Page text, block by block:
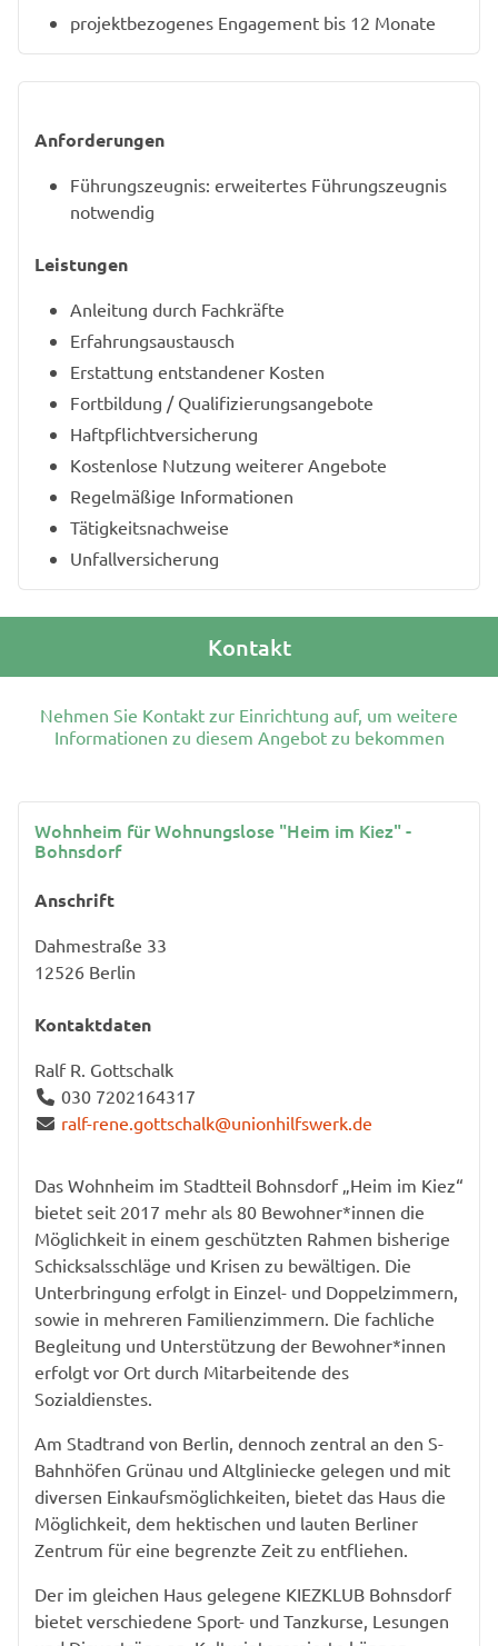
projektbezogenes Engagement bis 12 Monate
Anforderungen
Führungszeugnis: erweitertes Führungszeugnis
notwendig
Leistungen
Anleitung durch Fachkräfte
Erfahrungsaustausch
Erstattung entstandener Kosten
Fortbildung / Qualifizierungsangebote
Haftpflichtversicherung
Kostenlose Nutzung weiterer Angebote
Regelmäßige Informationen
Tätigkeitsnachweise
Unfallversicherung
Kontakt
Nehmen Sie Kontakt zur Einrichtung auf, um weitere
Informationen zu diesem Angebot zu bekommen
Wohnheim für Wohnungslose "Heim im Kiez" -
Bohnsdorf
Anschrift
Dahmestraße 33
12526 Berlin
Kontaktdaten
Ralf R. Gottschalk
030 7202164317
ralf-rene.gottschalk@unionhilfswerk.de
Das Wohnheim im Stadtteil Bohnsdorf „Heim im Kiez“
bietet seit 2017 mehr als 80 Bewohner*innen die
Möglichkeit in einem geschützten Rahmen bisherige
Schicksalsschläge und Krisen zu bewältigen. Die
Unterbringung erfolgt in Einzel- und Doppelzimmern,
sowie in mehreren Familienzimmern. Die fachliche
Begleitung und Unterstützung der Bewohner*innen
erfolgt vor Ort durch Mitarbeitende des
Sozialdienstes.
Am Stadtrand von Berlin, dennoch zentral an den S-
Bahnhöfen Grünau und Altgliniecke gelegen und mit
diversen Einkaufsmöglichkeiten, bietet das Haus die
Möglichkeit, dem hektischen und lauten Berliner
Zentrum für eine begrenzte Zeit zu entfliehen.
Der im gleichen Haus gelegene KIEZKLUB Bohnsdorf
bietet verschiedene Sport- und Tanzkurse, Lesungen